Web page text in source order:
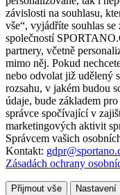
závislosti na souhlasu,
vše“, vyjádříte souhlas
společností
partnery, včetně
mimo něj. Pokud
nebo odvolat již udělený
rozsahu, v jakém budou
údaje, bude základem
správce spočívající v
marketingových aktivit
Správcem vašich
Kontakt:
Zásadách ochrany
Přijmout vše Nastavení